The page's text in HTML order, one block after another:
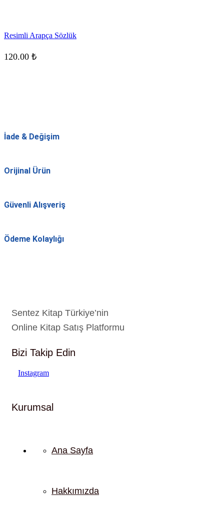
Resimli Arapça Sözlük
120.00 ₺
İade & Değişim
Orijinal Ürün
Güvenli Alışveriş
Ödeme Kolaylığı
Sentez Kitap Türkiye’nin
Online Kitap Satış Platformu
Bizi Takip Edin
Instagram
Kurumsal
Ana Sayfa
Hakkımızda